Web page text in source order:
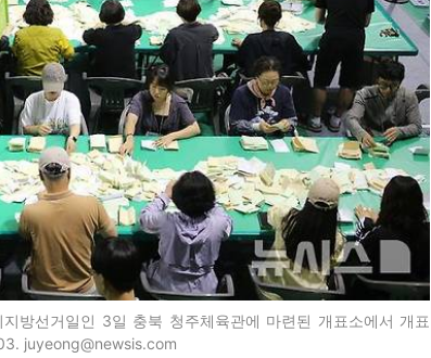
방선거일인 3일 충북 청주체육관에 마련된 개표소에서 개표
juyeong@newsis.com
전히 밀리며 충북지사를 포함해 8명의 단체장 자
다. 전통적으로 진보 강세 지역으로 꼽히는 옥천·